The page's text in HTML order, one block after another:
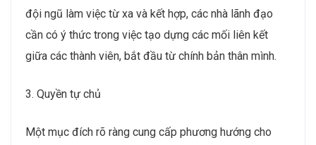
đội ngũ làm việc từ xa và kết hợp, các nhà lãnh đạo
cần có ý thức trong việc tạo dựng các mối liên kết
giữa các thành viên, bắt đầu từ chính bản thân mình.
3. Quyền tự chủ
Một mục đích rõ ràng cung cấp phương hướng cho